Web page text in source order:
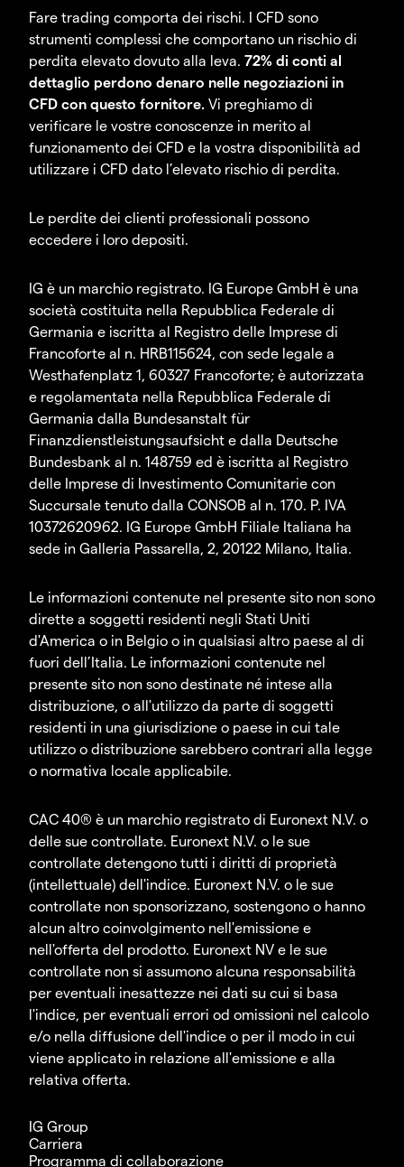
Fare trading comporta dei rischi. I CFD sono
strumenti complessi che comportano un rischio di
perdita elevato dovuto alla leva. 72% di conti al
dettaglio perdono denaro nelle negoziazioni in
CFD con questo fornitore. Vi preghiamo di
verificare le vostre conoscenze in merito al
funzionamento dei CFD e la vostra disponibilità ad
utilizzare i CFD dato l’elevato rischio di perdita.
Le perdite dei clienti professionali possono
eccedere i loro depositi.
IG è un marchio registrato. IG Europe GmbH è una
società costituita nella Repubblica Federale di
Germania e iscritta al Registro delle Imprese di
Francoforte al n. HRB115624, con sede legale a
Westhafenplatz 1, 60327 Francoforte; è autorizzata
e regolamentata nella Repubblica Federale di
Germania dalla Bundesanstalt für
Finanzdienstleistungsaufsicht e dalla Deutsche
Bundesbank al n. 148759 ed è iscritta al Registro
delle Imprese di Investimento Comunitarie con
Succursale tenuto dalla CONSOB al n. 170. P. IVA
10372620962. IG Europe GmbH Filiale Italiana ha
sede in Galleria Passarella, 2, 20122 Milano, Italia.
Le informazioni contenute nel presente sito non sono
dirette a soggetti residenti negli Stati Uniti
d'America o in Belgio o in qualsiasi altro paese al di
fuori dell’Italia. Le informazioni contenute nel
presente sito non sono destinate né intese alla
distribuzione, o all'utilizzo da parte di soggetti
residenti in una giurisdizione o paese in cui tale
utilizzo o distribuzione sarebbero contrari alla legge
o normativa locale applicabile.
CAC 40® è un marchio registrato di Euronext N.V. o
delle sue controllate. Euronext N.V. o le sue
controllate detengono tutti i diritti di proprietà
(intellettuale) dell'indice. Euronext N.V. o le sue
controllate non sponsorizzano, sostengono o hanno
alcun altro coinvolgimento nell'emissione e
nell'offerta del prodotto. Euronext NV e le sue
controllate non si assumono alcuna responsabilità
per eventuali inesattezze nei dati su cui si basa
l'indice, per eventuali errori od omissioni nel calcolo
e/o nella diffusione dell'indice o per il modo in cui
viene applicato in relazione all'emissione e alla
relativa offerta.
IG Group
Carriera
Programma di collaborazione